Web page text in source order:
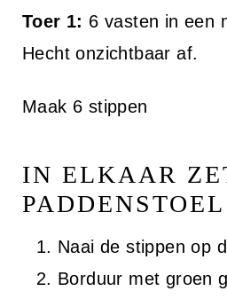
Toer 1: 6 vasten in een
Hecht onzichtbaar af.
Maak 6 stippen
IN ELKAAR
PADDENSTOEL
Naai de stippen op
Borduur met groen